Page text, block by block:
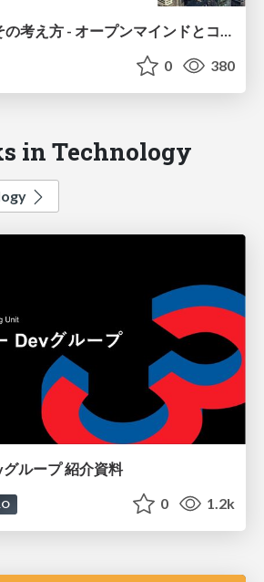
私のOSS活動とその考え方 - オープンマインドとコミュニティ -
0 380
in Technology
ループ 紹介資料
0 1.2k